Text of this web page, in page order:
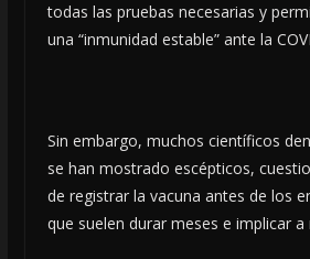
todas las pruebas necesarias y
una “inmunidad estable” ante la
Sin embargo, muchos científicos
se han mostrado escépticos,
de registrar la vacuna antes de los
que suelen durar meses e implicar